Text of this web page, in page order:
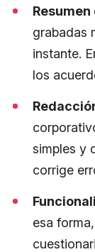
grabadas
instante.
los
simples y
corrige
esa